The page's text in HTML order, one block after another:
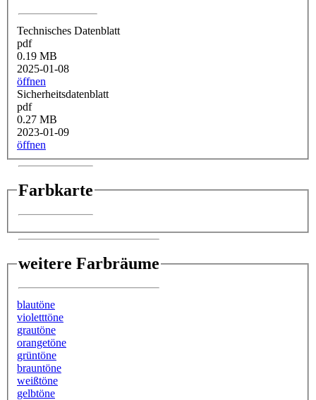
Technisches Datenblatt
pdf
0.19 MB
2025-01-08
öffnen
Sicherheitsdatenblatt
pdf
0.27 MB
2023-01-09
öffnen
Farbkarte
weitere Farbräume
blautöne
violetttöne
grautöne
orangetöne
grüntöne
brauntöne
weißtöne
gelbtöne